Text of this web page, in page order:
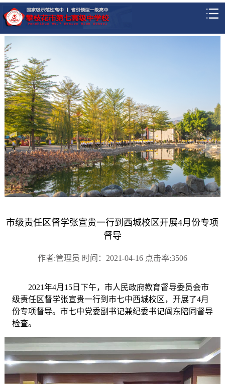
市级责任区督学张宣贵一行到西城校区开展4月份专项
督导
作者:管理员 时间：2021-04-16 点击率:3506
2021年4月15日下午，市人民政府教育督导委员会市
级责任区督学张宣贵一行到市七中西城校区，开展了4月
份专项督导。市七中党委副书记兼纪委书记阎东陪同督导
检查。